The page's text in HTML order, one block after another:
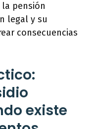
pensión
legal y su
consecuencias
existe